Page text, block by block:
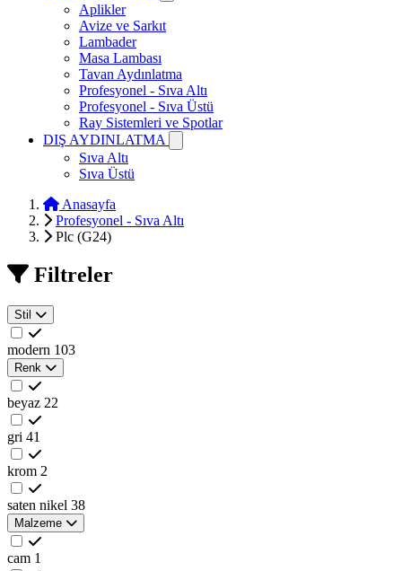
Aplikler
Avize ve Sarkıt
Lambader
Masa Lambası
Tavan Aydınlatma
Profesyonel - Sıva Altı
Profesyonel - Sıva Üstü
Ray Sistemleri ve Spotlar
DIŞ AYDINLATMA
Sıva Altı
Sıva Üstü
Anasayfa
Profesyonel - Sıva Altı
Plc (G24)
Filtreler
Stil
modern 103
Renk
beyaz 22
gri 41
krom 2
saten nikel 38
Malzeme
cam 1